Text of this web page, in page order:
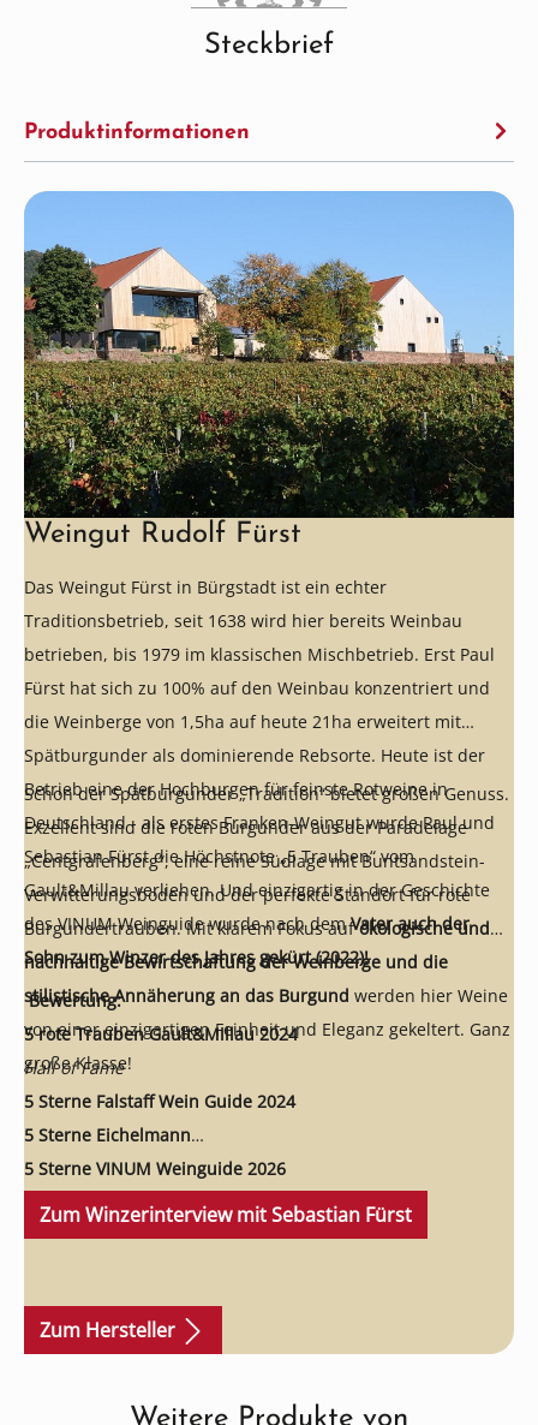
Steckbrief
Produktinformationen
Weingut Rudolf Fürst
Das Weingut Fürst in Bürgstadt ist ein echter
Traditionsbetrieb, seit 1638 wird hier bereits Weinbau
betrieben, bis 1979 im klassischen Mischbetrieb. Erst Paul
Fürst hat sich zu 100% auf den Weinbau konzentriert und
die Weinberge von 1,5ha auf heute 21ha erweitert mit
Spätburgunder als dominierende Rebsorte. Heute ist der
Betrieb eine der Hochburgen für feinste Rotweine in
Deutschland - als erstes Franken-Weingut wurde Paul und
Sebastian Fürst die Höchstnote „5 Trauben“ vom
Gault&Millau verliehen. Und einzigartig in der Geschichte
des VINUM Weinguide wurde nach demVater auch der
Sohn zum Winzer des Jahres gekürt (2022)!
Schon der Spätburgunder „Tradition“ bietet großen Genuss.
Exzellent sind die roten Burgunder aus der Paradelage
„Centgrafenberg“, eine reine Südlage mit Buntsandstein-
Verwitterungsboden und der perfekte Standort für rote
Burgundertrauben. Mit klarem Fokus aufökologische und
nachhaltige Bewirtschaftung der Weinberge und die
stilistische Annäherung an das Burgund werden hier Weine
von einer einzigartigen Feinheit und Eleganz gekeltert. Ganz
große Klasse!
Bewertung:
5 rote Trauben Gault&Millau 2024
Hall of Fame
5 Sterne Falstaff Wein Guide 2024
5 Sterne Eichelmann
5 Sterne VINUM Weinguide 2026
Zum Winzerinterview mit Sebastian Fürst
Zum Hersteller
Produktgalerie überspringen
Weitere Produkte von